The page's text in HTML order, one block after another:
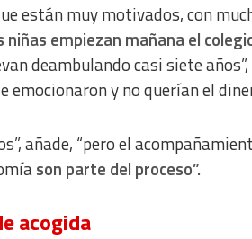
están muy motivados, con
niñas empiezan mañana el
deambulando casi siete
y no querían el
añade, “pero el
son parte del proceso”.
acogida